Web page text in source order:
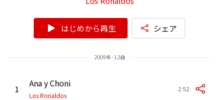
はじめから再生 シェア
2009年 - 12曲
1 Ana y Choni
Los Ronaldos
2:52